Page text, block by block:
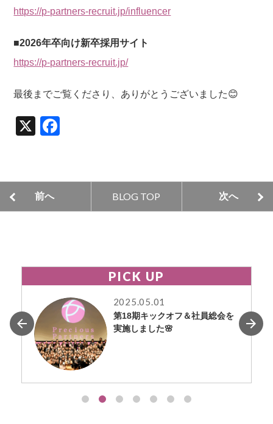
https://p-partners-recruit.jp/influencer
■2026年卒向け新卒採用サイト
https://p-partners-recruit.jp/
最後までご覧くださり、ありがとうございました😊
X
e
k
前へ BLOG TOP 次へ
PICK UP
2025.05.01
第18期キックオフ＆社員総会を
実施しました🌸